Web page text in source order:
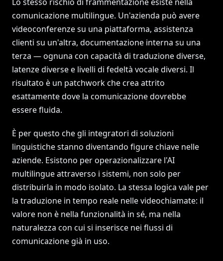
comunicazione multilingue. Un'azienda può avere
videoconferenze su una piattaforma, assistenza
clienti su un'altra, documentazione interna su una
terza — ognuna con capacità di traduzione diverse,
latenze diverse e livelli di fedeltà vocale diversi. Il
risultato è un patchwork che crea attrito
esattamente dove la comunicazione dovrebbe
essere fluida.
È per questo che gli integratori di soluzioni
linguistiche stanno diventando figure chiave nelle
aziende. Esistono per operazionalizzare l'AI
multilingue attraverso i sistemi, non solo per
distribuirla in modo isolato. La stessa logica vale per
la traduzione in tempo reale nelle videochiamate: il
valore non è nella funzionalità in sé, ma nella
naturalezza con cui si inserisce nei flussi di
comunicazione già in uso.